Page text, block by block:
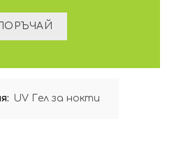
UV Гел за нокти